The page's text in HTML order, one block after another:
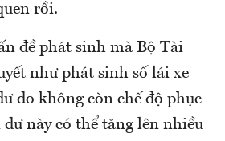
rồi.
đề phát sinh mà Bộ Tài
như phát sinh số lái xe
do không còn chế độ phục
này có thể tăng lên nhiều